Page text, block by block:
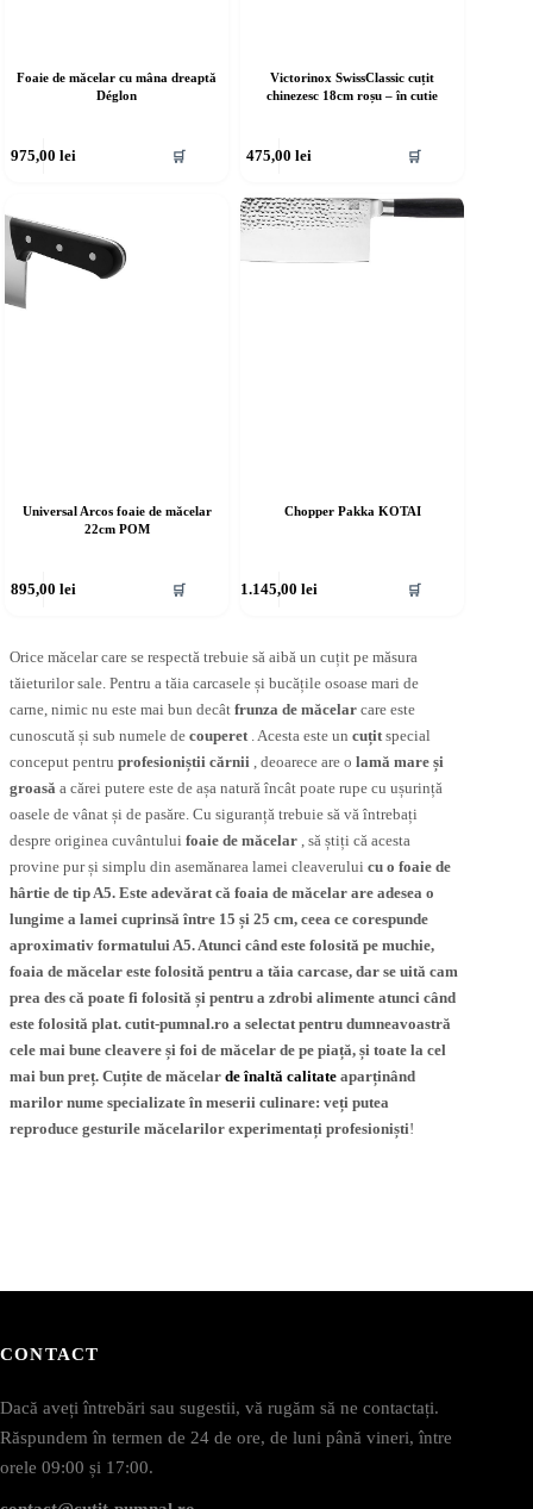
Foaie de măcelar cu mâna dreaptă
Déglon
975,00 lei 🛒
Victorinox SwissClassic cuțit
chinezesc 18cm roșu – în cutie
475,00 lei 🛒
Universal Arcos foaie de măcelar
22cm POM
895,00 lei 🛒
Chopper Pakka KOTAI
1.145,00 lei 🛒
Orice măcelar care se respectă trebuie să aibă un cuțit pe măsura
tăieturilor sale. Pentru a tăia carcasele și bucățile osoase mari de
carne, nimic nu este mai bun decât frunza de măcelar care este
cunoscută și sub numele de couperet . Acesta este un cuțit special
conceput pentru profesioniștii cărnii , deoarece are o lamă mare și
groasă a cărei putere este de așa natură încât poate rupe cu ușurință
oasele de vânat și de pasăre. Cu siguranță trebuie să vă întrebați
despre originea cuvântului foaie de măcelar , să știți că acesta
provine pur și simplu din asemănarea lamei cleaverului cu o foaie de
hârtie de tip A5. Este adevărat că foaia de măcelar are adesea o
lungime a lamei cuprinsă între 15 și 25 cm, ceea ce corespunde
aproximativ formatului A5. Atunci când este folosită pe muchie,
foaia de măcelar este folosită pentru a tăia carcase, dar se uită cam
prea des că poate fi folosită și pentru a zdrobi alimente atunci când
este folosită plat. cutit-pumnal.ro a selectat pentru dumneavoastră
cele mai bune cleavere și foi de măcelar de pe piață, și toate la cel
mai bun preț. Cuțite de măcelar de înaltă calitate aparținând
marilor nume specializate în meserii culinare: veți putea
reproduce gesturile măcelarilor experimentați profesioniști!
CONTACT
Dacă aveți întrebări sau sugestii, vă rugăm să ne contactați.
Răspundem în termen de 24 de ore, de luni până vineri, între
orele 09:00 și 17:00.